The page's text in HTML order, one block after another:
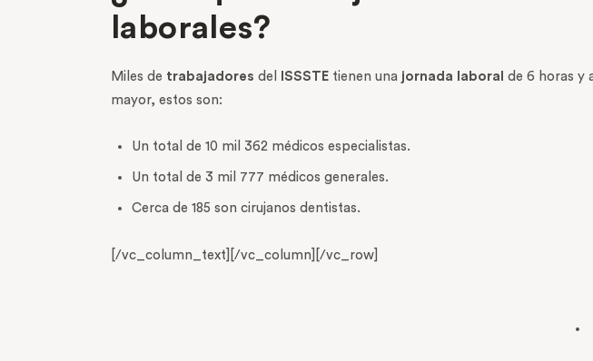
laborales?
Miles de trabajadores del ISSSTE tienen una jornada laboral de 6 horas y
mayor, estos son:
Un total de 10 mil 362 médicos especialistas.
Un total de 3 mil 777 médicos generales.
Cerca de 185 son cirujanos dentistas.
[/vc_column_text][/vc_column][/vc_row]